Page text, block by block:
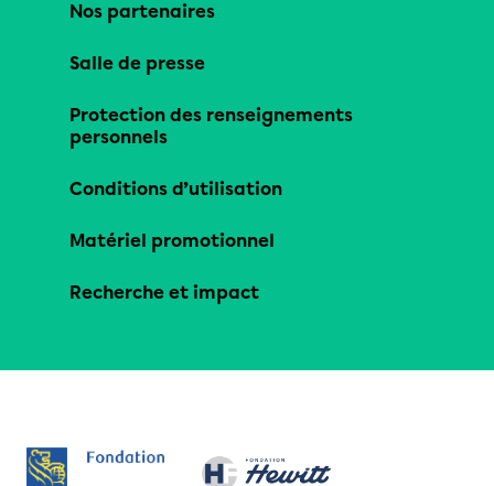
Nos partenaires
Salle de presse
Protection des renseignements
personnels
Conditions d’utilisation
Matériel promotionnel
Recherche et impact